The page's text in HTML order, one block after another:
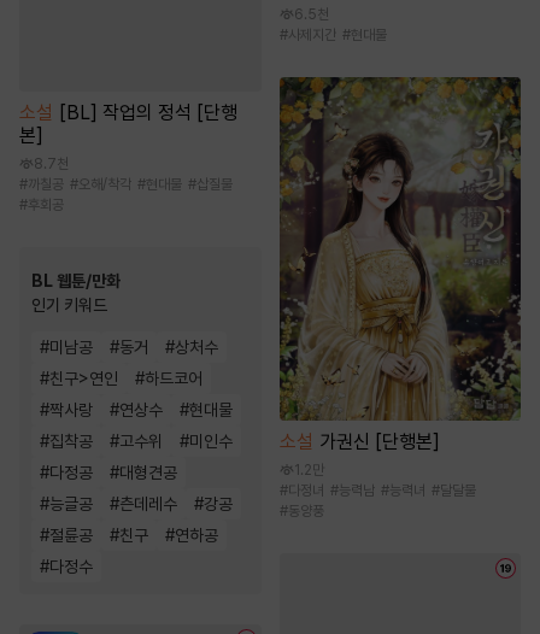
소설 [BL] 작업의 정석 [단행
본]
8.7천
#까칠공 #오해/착각 #현대물 #삽질물
#후회공
BL 웹툰/만화
인기 키워드
#미남공 #동거 #상처수
#친구>연인 #하드코어
#짝사랑 #연상수 #현대물
#집착공 #고수위 #미인수
#다정공 #대형견공
#능글공 #츤데레수 #강공
#절륜공 #친구 #연하공
#다정수
6.5천
#사제지간 #현대물
소설 가권신 [단행본]
1.2만
#다정녀 #능력남 #능력녀 #달달물
#동양풍